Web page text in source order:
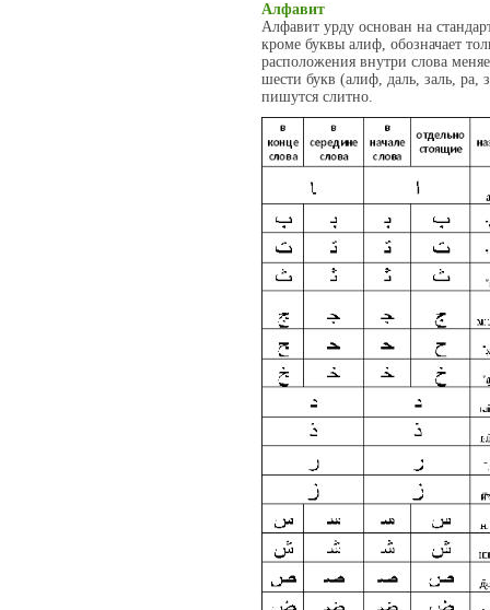
Алфавит
Алфавит урду основан на
кроме буквы алиф, обозначает
расположения внутри слова
шести букв (алиф, даль, заль, ра,
пишутся слитно.